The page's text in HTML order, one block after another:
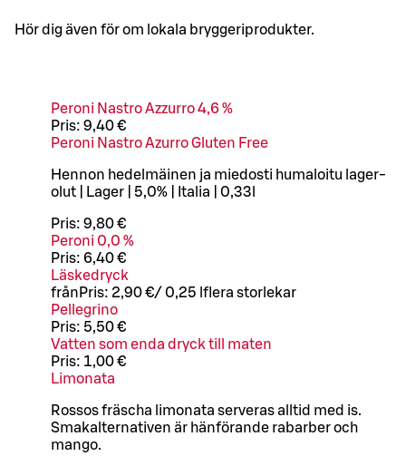
Hör dig även för om lokala bryggeriprodukter.
Peroni Nastro Azzurro 4,6 %
Pris: 9,40 €
Peroni Nastro Azurro Gluten Free
Hennon hedelmäinen ja miedosti humaloitu lager-
olut | Lager | 5,0% | Italia | 0,33l
Pris: 9,80 €
Peroni 0,0 %
Pris: 6,40 €
Läskedryck
från Pris: 2,90 €/ 0,25 l flera storlekar
Pellegrino
Pris: 5,50 €
Vatten som enda dryck till maten
Pris: 1,00 €
Limonata
Rossos fräscha limonata serveras alltid med is.
Smakalternativen är hänförande rabarber och
mango.